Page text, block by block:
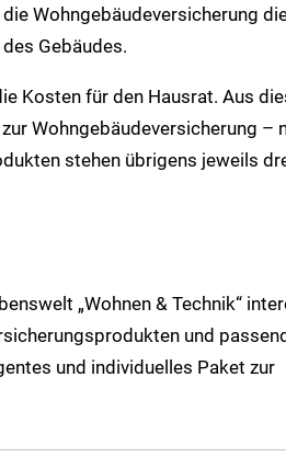
Wohngebäudeversicherung
Gebäudes.
Kosten für den Hausrat. Aus
Wohngebäudeversicherung –
stehen übrigens jeweils
„Wohnen & Technik“
und
und individuelles Paket zur